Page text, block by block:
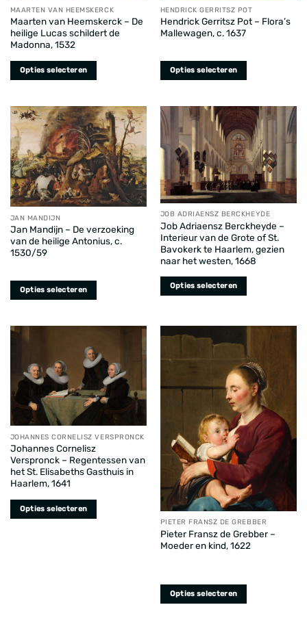
MAARTEN VAN HEEMSKERCK
Maarten van Heemskerck – De
heilige Lucas schildert de
Madonna, 1532
Opties selecteren
heeft
meerdere
variaties.
Deze
optie
kan
gekozen
worden
op
de
productpagina
HENDRICK GERRITSZ POT
Hendrick Gerritsz Pot – Flora’s
Mallewagen, c. 1637
Opties selecteren
heeft
meerdere
variaties.
Deze
optie
kan
gekozen
worden
op
de
productpagina
JAN MANDIJN
Jan Mandijn – De verzoeking
van de heilige Antonius, c.
1530/59
Opties selecteren
heeft
variaties.
Deze
optie
kan
gekozen
worden
op
de
productpagina
JOB ADRIAENSZ BERCKHEYDE
Job Adriaensz Berckheyde –
Interieur van de Grote of St.
Bavokerk te Haarlem, gezien
naar het westen, 1668
Opties selecteren
variaties.
optie
worden
productpagina
JOHANNES CORNELISZ VERSPRONCK
Johannes Cornelisz
Verspronck – Regentessen van
het St. Elisabeths Gasthuis in
Haarlem, 1641
Opties selecteren
PIETER FRANSZ DE GREBBER
Pieter Fransz de Grebber –
Moeder en kind, 1622
Opties selecteren